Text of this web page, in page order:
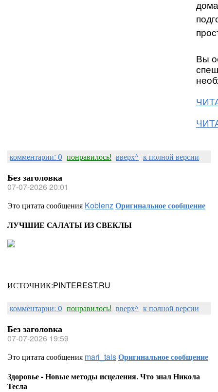
Вы
комментарии: 0 понравилось! вверх^ к полной версии
Без заголовка
07-07-2026 20:01
Это цитата сообщения KoblenzОригинальное сообщение
ЛУЧШИЕ САЛАТЫ ИЗ СВЕКЛЫ
ИСТОЧНИК:PINTEREST.RU
комментарии: 0 понравилось! вверх^ к полной версии
Без заголовка
07-07-2026 19:59
Это цитата сообщения mari_taisОригинальное сообщение
Здоровье - Новые методы исцеления. Что знал Никола
Тесла